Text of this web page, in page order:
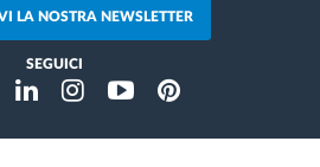
LA NOSTRA NEWSLETTER
SEGUICI
LinkedinInstragramYoutubePinterest